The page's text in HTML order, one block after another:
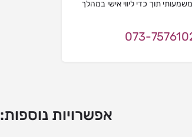
תוך כדי ליווי אישי במהלך
אפשרויות נוספות: